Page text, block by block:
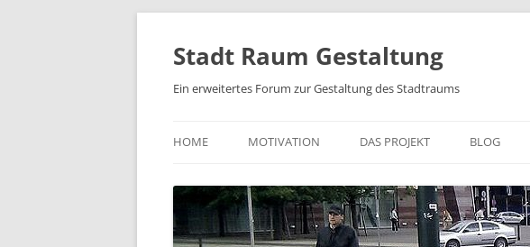
Zum
springen
Stadt Raum Gestaltung
Ein erweitertes Forum zur Gestaltung des Stadtraums
HOME MOTIVATION DAS PROJEKT BLOG